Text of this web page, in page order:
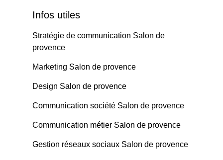
Infos utiles
Stratégie de communication Salon de
provence
Marketing Salon de provence
Design Salon de provence
Communication société Salon de provence
Communication métier Salon de provence
Gestion réseaux sociaux Salon de provence